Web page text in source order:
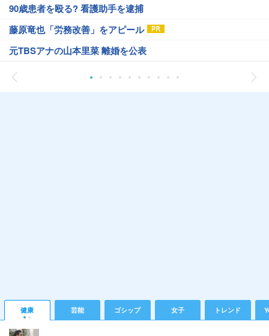
90歳患者を殴る? 看護助手を逮捕
藤原竜也「労務改善」をアピール
元TBSアナの山本里菜 離婚を公表
健康 芸能 ゴシップ 女子 トレンド